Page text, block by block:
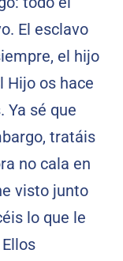
El esclavo
el hijo
Hijo os hace
Ya sé que
tratáis
no cala en
visto junto
lo que le